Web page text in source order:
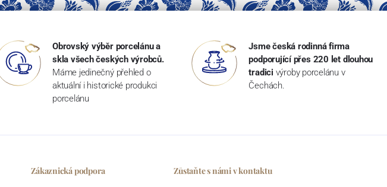
Obrovský výběr porcelánu a
skla všech českých výrobců.
Máme jedinečný přehled o
aktuální i historické produkci
porcelánu
Jsme česká rodinná firma
podporující přes 220 let dlouhou
tradici výroby porcelánu v
Čechách.
Zákaznická podpora Zůstaňte s námi v kontaktu